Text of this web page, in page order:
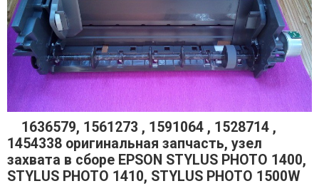
1636579, 1561273 , 1591064 , 1528714 ,
1454338 оригинальная запчасть, узел
захвата в сборе EPSON STYLUS PHOTO 1400,
STYLUS PHOTO 1410, STYLUS PHOTO 1500W